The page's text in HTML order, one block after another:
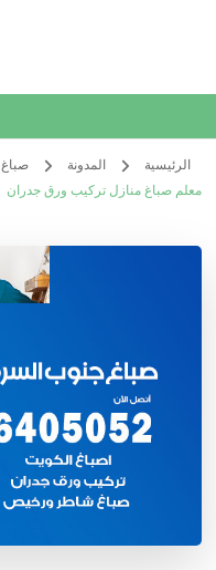
الرئيسية المدونة صباغ
معلم صباغ منازل تركيب ورق جدران